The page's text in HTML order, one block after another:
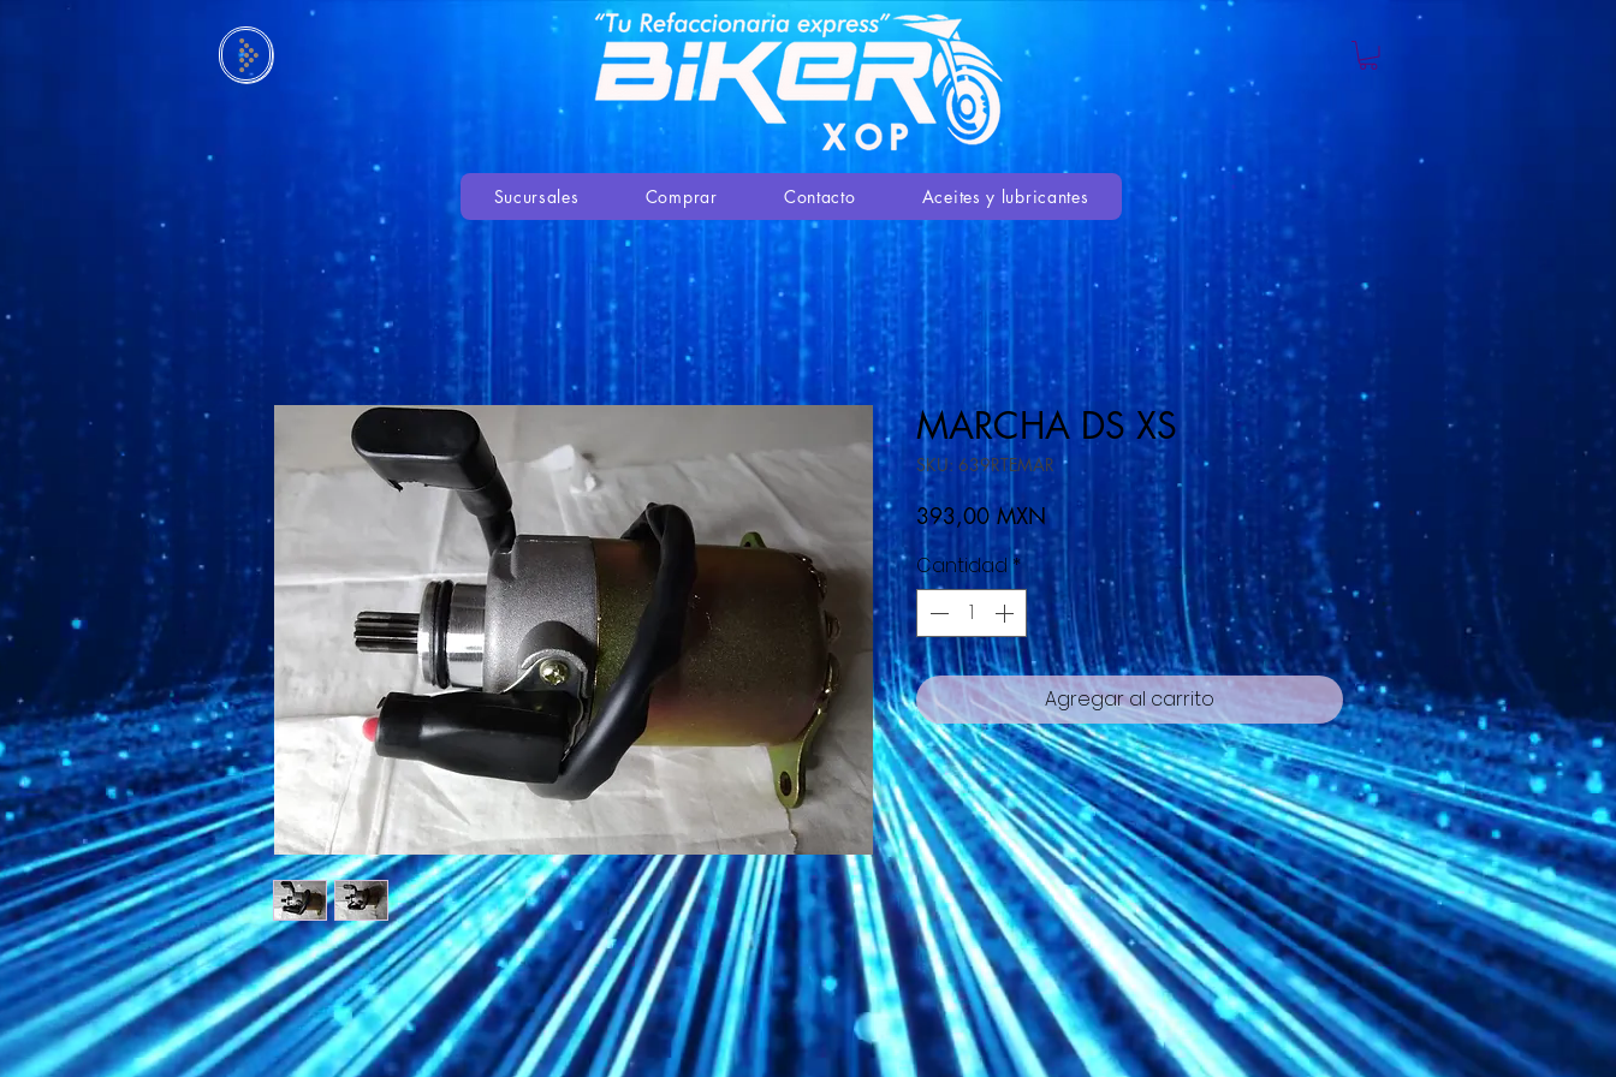
Sucursales Comprar Contacto Aceites y lubricantes
MARCHA DS XS
SKU: 639RTEMAR
393,00 MXNPrecio
Cantidad *
Agregar al carrito